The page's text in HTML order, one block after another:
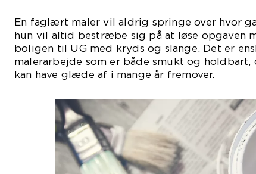
En faglært maler vil aldrig springe over hvor
hun vil altid bestræbe sig på at løse opgaven
boligen til UG med kryds og slange. Det er
malerarbejde som er både smukt og
kan have glæde af i mange år fremover.